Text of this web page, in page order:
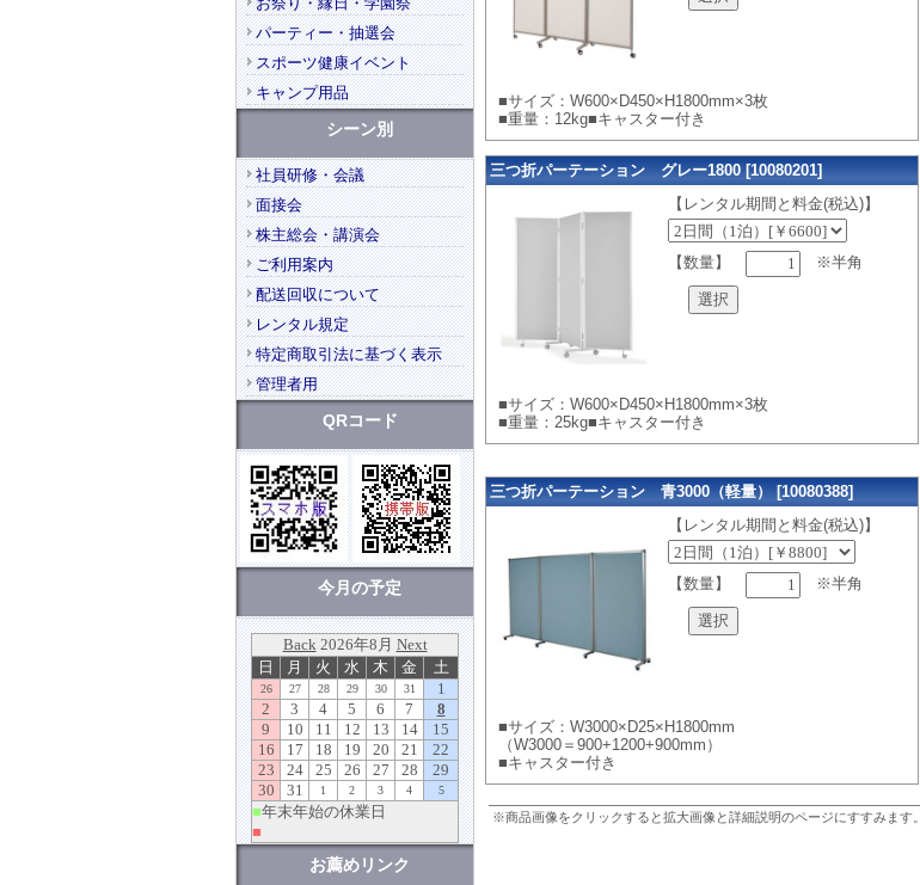
■サイズ：W600×D450×H1800mm×3枚
■重量：12kg■キャスター付き
三つ折パーテーション グレー1800 [10080201]
【レンタル期間と料金(税込)】
【数量】 ※半角
■サイズ：W600×D450×H1800mm×3枚
■重量：25kg■キャスター付き
三つ折パーテーション 青3000（軽量） [10080388]
【レンタル期間と料金(税込)】
【数量】 ※半角
■サイズ：W3000×D25×H1800mm
（W3000＝900+1200+900mm）
■キャスター付き
※商品画像をクリックすると拡大画像と詳細説明のページにすすみます。
パーティー・抽選会
スポーツ健康イベント
キャンプ用品
シーン別
社員研修・会議
面接会
株主総会・講演会
ご利用案内
配送回収について
レンタル規定
特定商取引法に基づく表示
管理者用
QRコード
今月の予定
お薦めリンク